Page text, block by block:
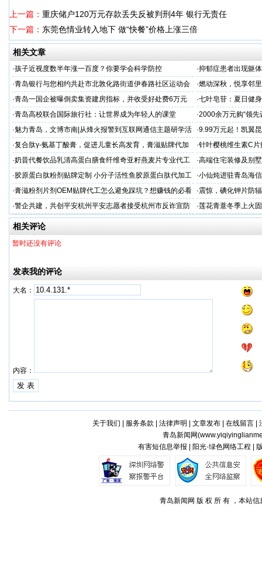
上一篇： 重庆储户120万元存款丢失反被判刑4年 银行无责任
下一篇： 东莞色情业转入地下 做“快餐”价格上涨三倍
相关文章
·孩子近视度数半年涨一百度？你要学会科学防控 ·抑郁症患者出现躯
·青岛银行与您相约共赴市北敦化路街道伊春路社区运动会 ·燃动深秋，悦享邻
顾暖心上映
·青岛一国企被曝倒卖集资建房指标，并收受好处费6万元 ·七叶皂苷：夏日健
·​青岛高校联合国际旅行社：让世界成为年轻人的课堂 ·2000余万元购“领先
·魅力青岛，文博市南|从烽火报警到互联网通信主题研学活
动精彩掠影
·9.99万元起！凯翼
·复合肽γ-氨基丁酸膏，促进儿童长高发育，膏滋贴牌代加
工厂家
·针叶樱桃维生素C
加工
·奶昔代餐饮品乳清高蛋白膳食纤维奇亚籽燕麦片专业代工
厂家
·高端住宅装修及别
会，共谋商机
·胶原蛋白肽粉剂贴牌定制 小分子活性鱼胶原蛋白肽代加工 ·小仙炖进驻青岛海
·膏滋粉剂片剂OEM贴牌代工怎么避免踩坑？想赚钱的必看 ·震惊，碘化钾片防
务商
·警企共建，共创平安杭州平安志愿者接受杭州市反诈宣防
人才专项培训
·莲花青薏冬季上火
工厂
相关评论
暂时还没有评论
发表我的评论
大名：
内容：
关于我们 服务条款 法律声明 文章发布| 在线留言|
青岛新闻网(
有害短信息举报 | 阳光·绿色网络工程 |
青岛新闻网 版 权 所 有 ，本站